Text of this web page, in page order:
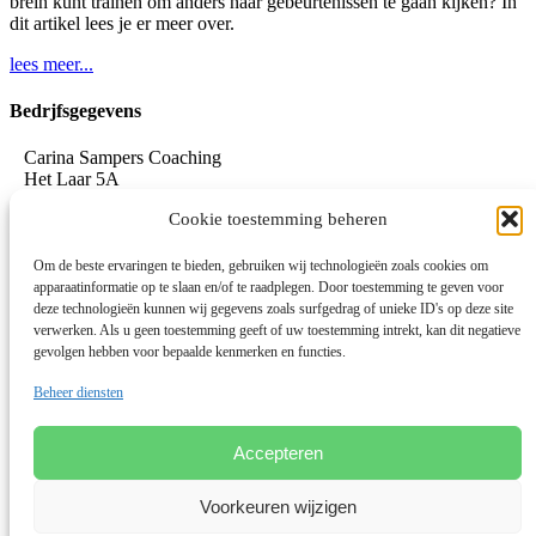
Cookie toestemming beheren
Om de beste ervaringen te bieden, gebruiken wij technologieën zoals cookies om
apparaatinformatie op te slaan en/of te raadplegen. Door toestemming te geven voor
deze technologieën kunnen wij gegevens zoals surfgedrag of unieke ID's op deze site
verwerken. Als u geen toestemming geeft of uw toestemming intrekt, kan dit negatieve
gevolgen hebben voor bepaalde kenmerken en functies.
Beheer diensten
Accepteren
Voorkeuren wijzigen
dit artikel lees je er meer over.
lees meer...
Bedrjfsgegevens
Carina Sampers Coaching
Het Laar 5A
www.carinasampers.nl
BTW-id: NL001833928B47
KvK: 72690895
Algemene voorwaarden
Privacybeleid OEEC